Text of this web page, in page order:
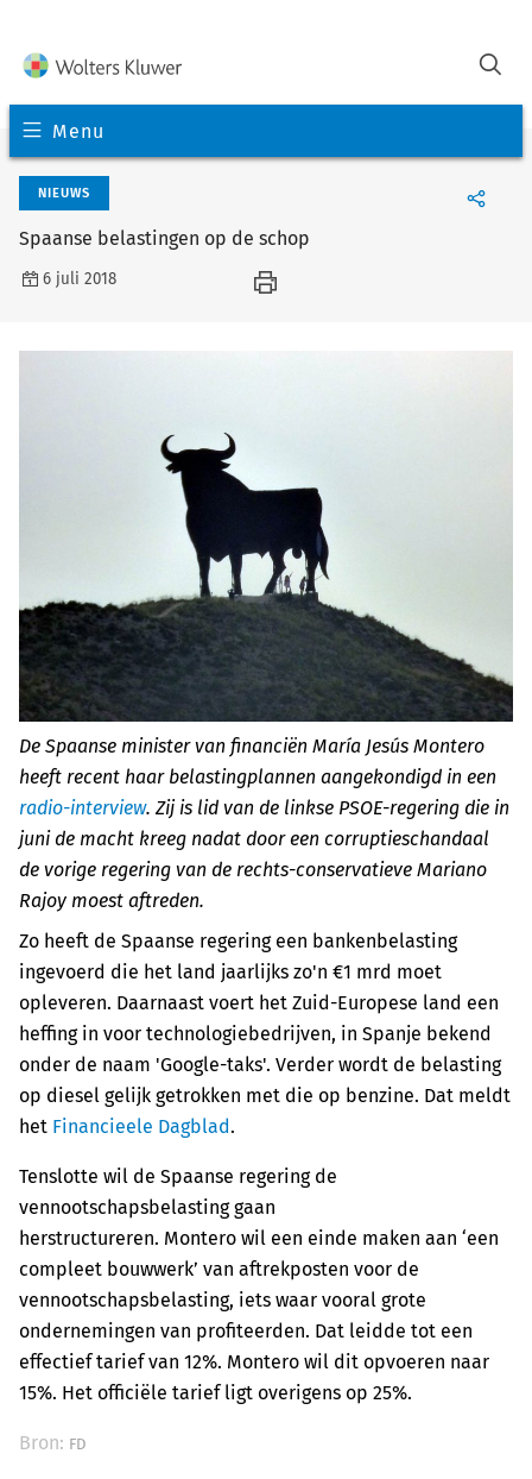
Menu
NIEUWS
Spaanse belastingen op de schop
6 juli 2018
De Spaanse minister van financiën María Jesús Montero
heeft recent haar belastingplannen aangekondigd in een
radio-interview. Zij is lid van de linkse PSOE-regering die in
juni de macht kreeg nadat door een corruptieschandaal
de vorige regering van de rechts-conservatieve Mariano
Rajoy moest aftreden.
Zo heeft de Spaanse regering een bankenbelasting
ingevoerd die het land jaarlijks zo'n €1 mrd moet
opleveren. Daarnaast voert het Zuid-Europese land een
heffing in voor technologiebedrijven, in Spanje bekend
onder de naam 'Google-taks'. Verder wordt de belasting
op diesel gelijk getrokken met die op benzine. Dat meldt
het Financieele Dagblad.
Tenslotte wil de Spaanse regering de
vennootschapsbelasting gaan
herstructureren. Montero wil een einde maken aan ‘een
compleet bouwwerk’ van aftrekposten voor de
vennootschapsbelasting, iets waar vooral grote
ondernemingen van profiteerden. Dat leidde tot een
effectief tarief van 12%. Montero wil dit opvoeren naar
15%. Het officiële tarief ligt overigens op 25%.
Bron: FD